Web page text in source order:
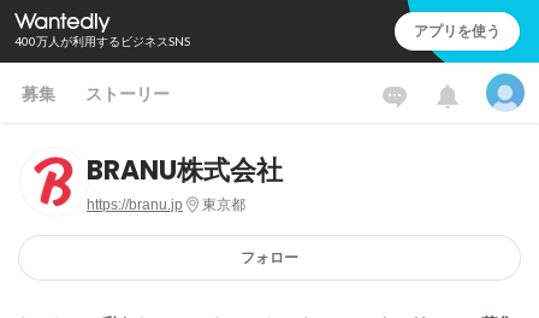
400万人が利用するビジネスSNS アプリを使う
募集 ストーリー
BRANU株式会社
https://branu.jp 東京都
フォロー